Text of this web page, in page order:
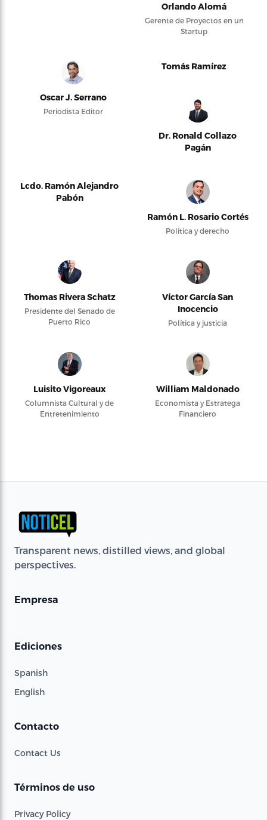
Orlando Alomá
Gerente de Proyectos en un
Startup
Oscar J. Serrano
Periodista Editor
Tomás Ramírez
Dr. Ronald Collazo
Pagán
Lcdo. Ramón Alejandro
Pabón
Ramón L. Rosario Cortés
Política y derecho
Thomas Rivera Schatz
Presidente del Senado de
Puerto Rico
Víctor García San
Inocencio
Política y justicia
Luisito Vigoreaux
Columnista Cultural y de
Entretenimiento
William Maldonado
Economista y Estratega
Financiero
Transparent news, distilled views, and global
perspectives.
Empresa
Ediciones
Spanish
English
Contacto
Contact Us
Términos de uso
Privacy Policy